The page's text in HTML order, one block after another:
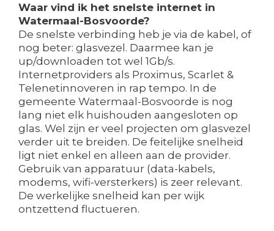
Waar vind ik het snelste internet in
Watermaal-Bosvoorde?
De snelste verbinding heb je via de kabel, of
nog beter: glasvezel. Daarmee kan je
up/downloaden tot wel 1Gb/s.
Internetproviders als Proximus, Scarlet &
Telenetinnoveren in rap tempo. In de
gemeente Watermaal-Bosvoorde is nog
lang niet elk huishouden aangesloten op
glas. Wel zijn er veel projecten om glasvezel
verder uit te breiden. De feitelijke snelheid
ligt niet enkel en alleen aan de provider.
Gebruik van apparatuur (data-kabels,
modems, wifi-versterkers) is zeer relevant.
De werkelijke snelheid kan per wijk
ontzettend fluctueren.